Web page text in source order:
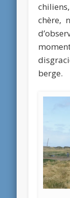
chère,
berge.